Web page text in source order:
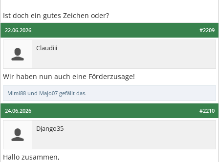
Ist doch ein gutes Zeichen oder?
#2209
22.06.2026
Claudiii
Wir haben nun auch eine Förderzusage!
Mimi88 und Majo07 gefällt das.
#2210
24.06.2026
Django35
Hallo zusammen,